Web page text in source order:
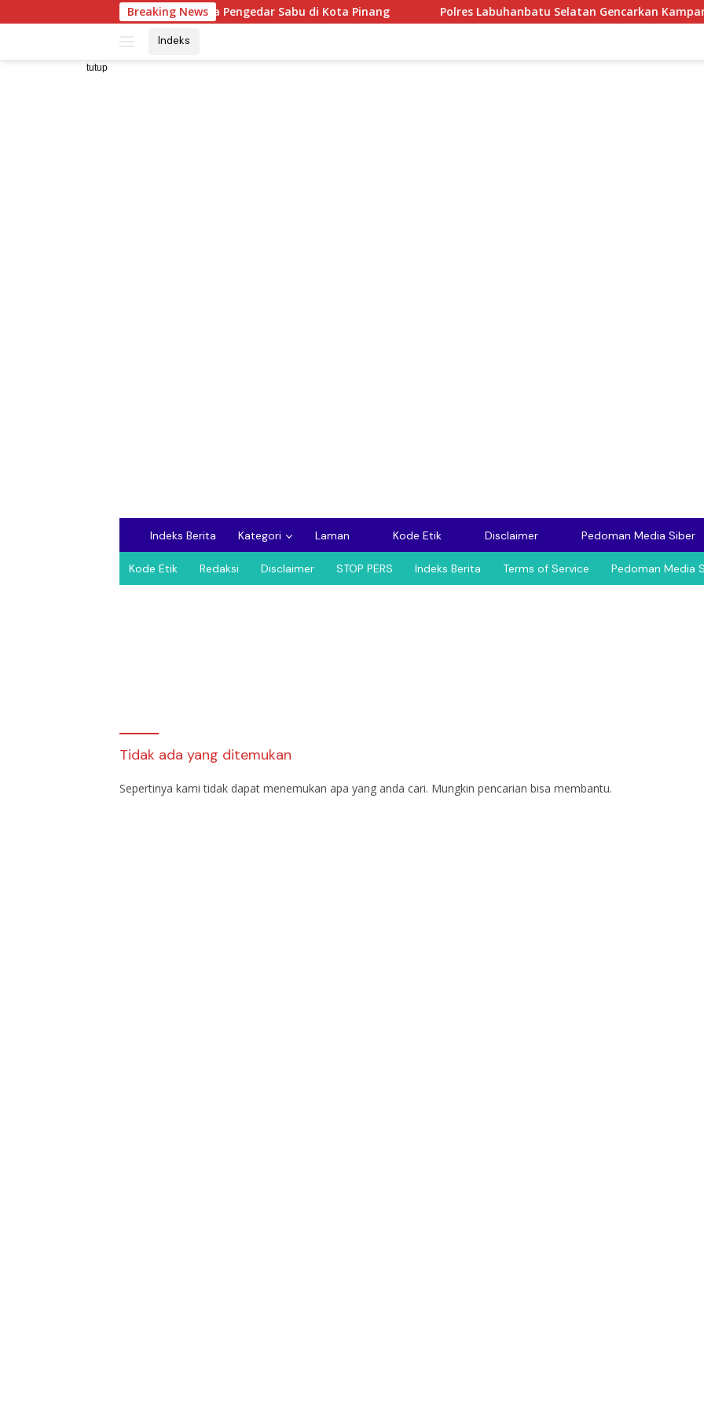
ke
Breaking News
Amankan Terduga Pengedar Sabu di Kota Pinang Polres Labuhanbatu Selatan Gencarkan Kampanye Anti Judi
Indeks
tutup
Indeks Berita Kategori Laman Kode Etik Disclaimer Pedoman Media Siber
Kode Etik Redaksi Disclaimer STOP PERS Indeks Berita Terms of Service Pedoman Media
Tidak ada yang ditemukan
Sepertinya kami tidak dapat menemukan apa yang anda cari. Mungkin pencarian bisa membantu.